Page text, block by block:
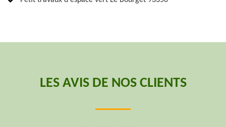
LES AVIS DE NOS CLIENTS